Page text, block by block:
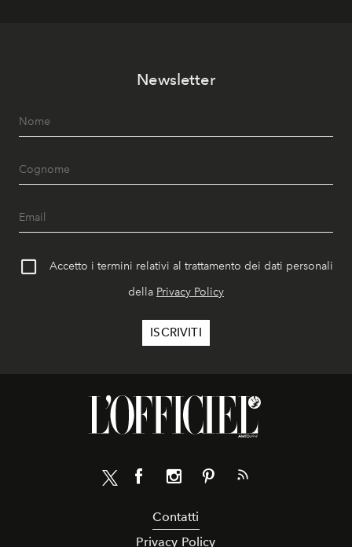
Newsletter
Accetto i termini relativi al trattamento dei dati personali
della Privacy Policy
Contatti
Privacy Policy